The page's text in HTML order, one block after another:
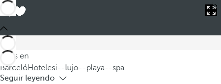
Estás en
BarcelóHotelesi--lujo--playa--spa
donde cada estancia se convierte en una experiencia
inolvidable. Nuestras habitaciones de hotel de lujo están
Seguir leyendo